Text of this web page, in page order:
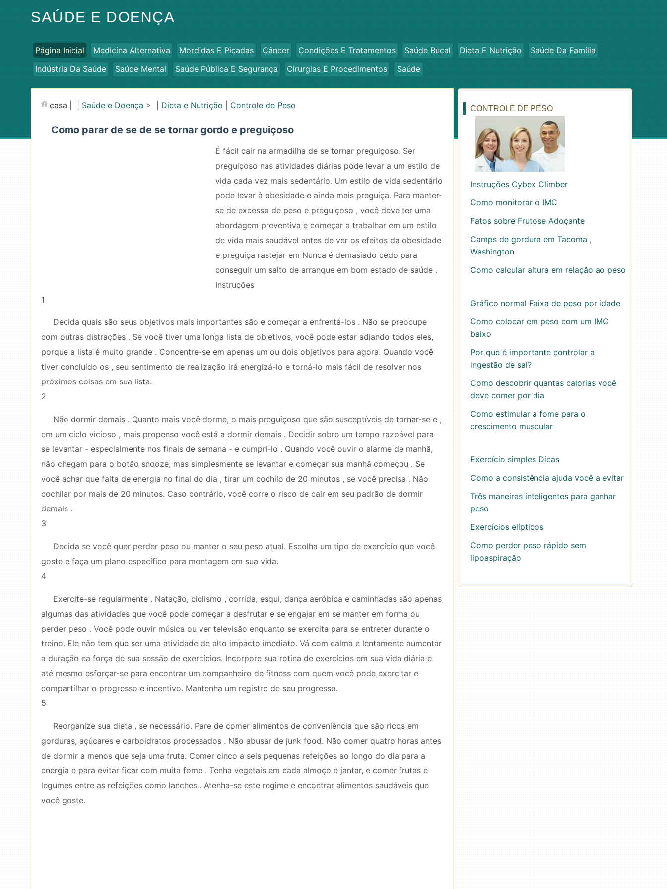
SAÚDE E DOENÇA
Página Inicial Medicina Alternativa Mordidas E Picadas Câncer Condições E Tratamentos Saúde Bucal Dieta E Nutrição
Saúde Da Família
Indústria Da Saúde
Saúde Mental Saúde Pública E Segurança Cirurgias E Procedimentos Saúde
casa Saúde e Doença > | Dieta e Nutrição Controle de Peso
Como parar de se de se tornar gordo e preguiçoso
É fácil cair na armadilha de se tornar preguiçoso. Ser
preguiçoso nas atividades diárias pode levar a um estilo de
vida cada vez mais sedentário. Um estilo de vida sedentário
pode levar à obesidade e ainda mais preguiça. Para manter-
se de excesso de peso e preguiçoso , você deve ter uma
abordagem preventiva e começar a trabalhar em um estilo
de vida mais saudável antes de ver os efeitos da obesidade
e preguiça rastejar em Nunca é demasiado cedo para
conseguir um salto de arranque em bom estado de saúde .
Instruções
1
Decida quais são seus objetivos mais importantes são e começar a enfrentá-los . Não se preocupe
com outras distrações . Se você tiver uma longa lista de objetivos, você pode estar adiando todos eles,
porque a lista é muito grande . Concentre-se em apenas um ou dois objetivos para agora. Quando você
tiver concluído os , seu sentimento de realização irá energizá-lo e torná-lo mais fácil de resolver nos
próximos coisas em sua lista.
2
Não dormir demais . Quanto mais você dorme, o mais preguiçoso que são susceptíveis de tornar-se e ,
em um ciclo vicioso , mais propenso você está a dormir demais . Decidir sobre um tempo razoável para
se levantar - especialmente nos finais de semana - e cumpri-lo . Quando você ouvir o alarme de manhã,
não chegam para o botão snooze, mas simplesmente se levantar e começar sua manhã começou . Se
você achar que falta de energia no final do dia , tirar um cochilo de 20 minutos , se você precisa . Não
cochilar por mais de 20 minutos. Caso contrário, você corre o risco de cair em seu padrão de dormir
demais .
3
Decida se você quer perder peso ou manter o seu peso atual. Escolha um tipo de exercício que você
goste e faça um plano específico para montagem em sua vida.
4
Exercite-se regularmente . Natação, ciclismo , corrida, esqui, dança aeróbica e caminhadas são apenas
algumas das atividades que você pode começar a desfrutar e se engajar em se manter em forma ou
perder peso . Você pode ouvir música ou ver televisão enquanto se exercita para se entreter durante o
treino. Ele não tem que ser uma atividade de alto impacto imediato. Vá com calma e lentamente aumentar
a duração ea força de sua sessão de exercícios. Incorpore sua rotina de exercícios em sua vida diária e
até mesmo esforçar-se para encontrar um companheiro de fitness com quem você pode exercitar e
compartilhar o progresso e incentivo. Mantenha um registro de seu progresso.
5
Reorganize sua dieta , se necessário. Pare de comer alimentos de conveniência que são ricos em
gorduras, açúcares e carboidratos processados ​​. Não abusar de junk food. Não comer quatro horas antes
de dormir a menos que seja uma fruta. Comer cinco a seis pequenas refeições ao longo do dia para a
energia e para evitar ficar com muita fome . Tenha vegetais em cada almoço e jantar, e comer frutas e
legumes entre as refeições como lanches . Atenha-se este regime e encontrar alimentos saudáveis ​​que
você goste.
CONTROLE DE PESO
Instruções Cybex Climber
Como monitorar o IMC
Fatos sobre Frutose Adoçante
Camps de gordura em Tacoma ,
Washington
Como calcular altura em relação ao peso
Gráfico normal Faixa de peso por idade
Como colocar em peso com um IMC
baixo
Por que é importante controlar a
ingestão de sal?
Como descobrir quantas calorias você
deve comer por dia
Como estimular a fome para o
crescimento muscular
Exercício simples Dicas
Como a consistência ajuda você a evitar
Três maneiras inteligentes para ganhar
peso
Exercícios elípticos
Como perder peso rápido sem
lipoaspiração